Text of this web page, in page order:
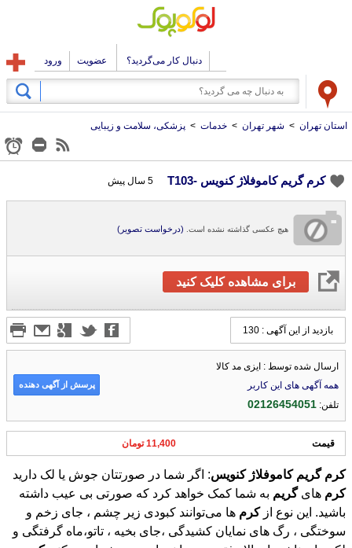
دنبال کار می‌گردید؟ عضویت ورود
استان تهران > شهر تهران > خدمات > پزشکی، سلامت و زیبایی
کرم گریم کاموفلاژ کنویس -T103 5 سال پیش
هیچ عکسی گذاشته نشده است. (درخواست تصویر)
برای مشاهده کلیک کنید
بازدید از این آگهی : 130
ارسال شده توسط : ایزی مد کالا
همه آگهی های این کاربر
تلفن:02126454051
پرسش از آگهی دهنده
قیمت 11,400 تومان
کرم گریم کاموفلاژ کنویس: اگر شما در صورتتان جوش یا لک دارید
کرم هایگریم به شما کمک خواهد کرد که صورتی بی عیب داشته
باشید. این نوع ازکرم ها می‌توانند کبودی زیر چشم ، جای زخم و
سوختگی ، رگ های نمایان کشیدگی ،جای بخیه ، تاتو،ماه گرفتگی و